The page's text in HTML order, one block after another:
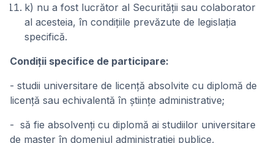
k) nu a fost lucrător al Securităţii sau colaborator
al acesteia, în condiţiile prevăzute de legislaţia
specifică.
Condiții specifice de participare:
- studii universitare de licenţă absolvite cu diplomă de
licenţă sau echivalentă în științe administrative;
- să fie absolvenți cu diplomă ai studiilor universitare
de master în domeniul administrației publice,